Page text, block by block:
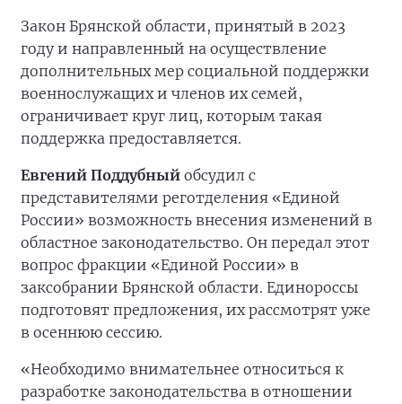
Закон Брянской области, принятый в 2023
году и направленный на осуществление
дополнительных мер социальной поддержки
военнослужащих и членов их семей,
ограничивает круг лиц, которым такая
поддержка предоставляется.
Евгений Поддубный обсудил с
представителями реготделения «Единой
России» возможность внесения изменений в
областное законодательство. Он передал этот
вопрос фракции «Единой России» в
заксобрании Брянской области. Единороссы
подготовят предложения, их рассмотрят уже
в осеннюю сессию.
«Необходимо внимательнее относиться к
разработке законодательства в отношении